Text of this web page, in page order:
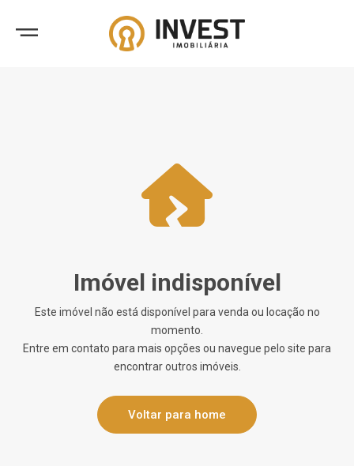
Imóvel indisponível
Este imóvel não está disponível para venda ou locação no
momento.
Entre em contato para mais opções ou navegue pelo site para
encontrar outros imóveis.
Voltar para home